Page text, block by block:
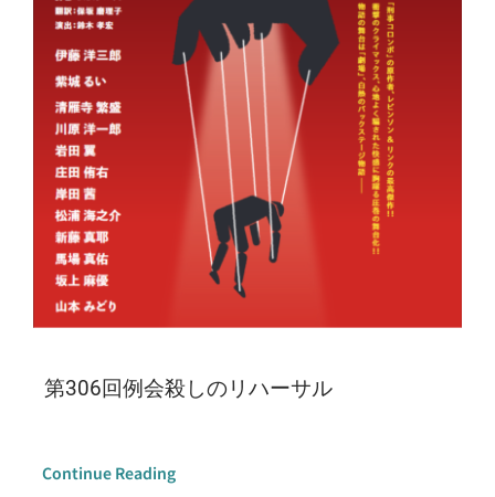
第306回例会殺しのリハーサル
Continue Reading